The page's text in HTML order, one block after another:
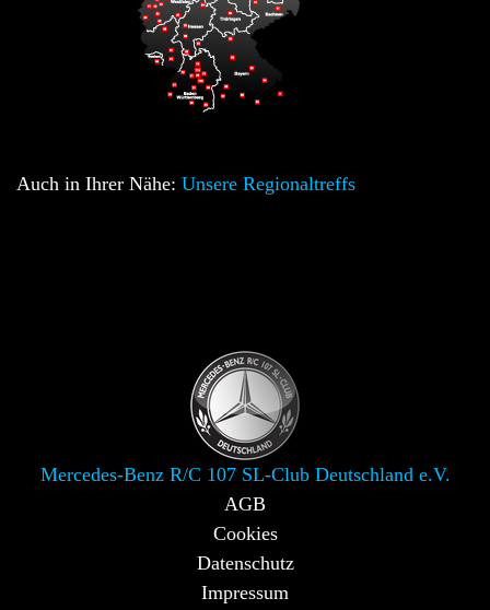
Auch in Ihrer Nähe: Unsere Regionaltreffs
Mercedes-Benz R/C 107 SL-Club Deutschland e.V.
AGB
Cookies
Datenschutz
Impressum